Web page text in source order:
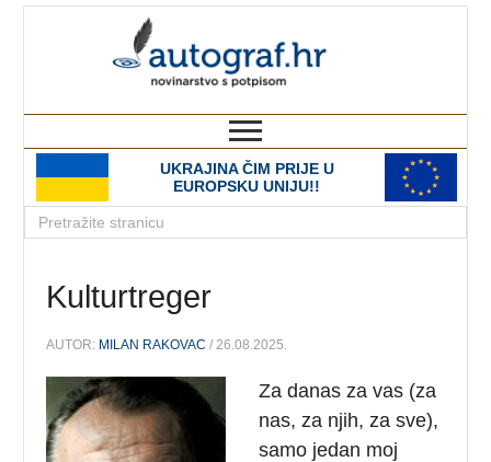
UKRAJINA ČIM PRIJE U
EUROPSKU UNIJU!!
Kulturtreger
AUTOR: MILAN RAKOVAC / 26.08.2025.
Za danas za vas (za
nas, za njih, za sve),
samo jedan moj